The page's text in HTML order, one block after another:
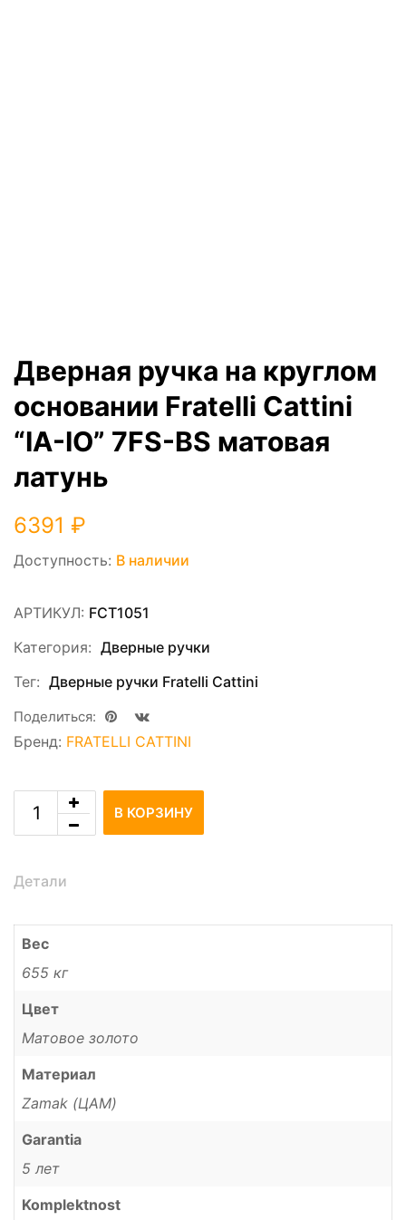
Дверная ручка на круглом
основании Fratelli Cattini
“IA-IO” 7FS-BS матовая
латунь
6391 ₽
Доступность: В наличии
АРТИКУЛ: FCT1051
Категория: Дверные ручки
Тег: Дверные ручки Fratelli Cattini
Поделиться:
Бренд: FRATELLI CATTINI
В КОРЗИНУ
Детали
Вес
655 кг
Цвет
Матовое золото
Материал
Zamak (ЦАМ)
Garantia
5 лет
Komplektnost